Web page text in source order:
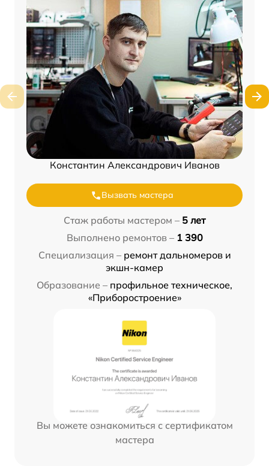
Константин Александрович Иванов
Вызвать мастера
Стаж работы мастером – 5 лет
Выполнено ремонтов – 1 390
Специализация – ремонт дальномеров и
экшн-камер
Образование – профильное техническое,
«Приборостроение»
Вы можете ознакомиться с сертификатом
мастера